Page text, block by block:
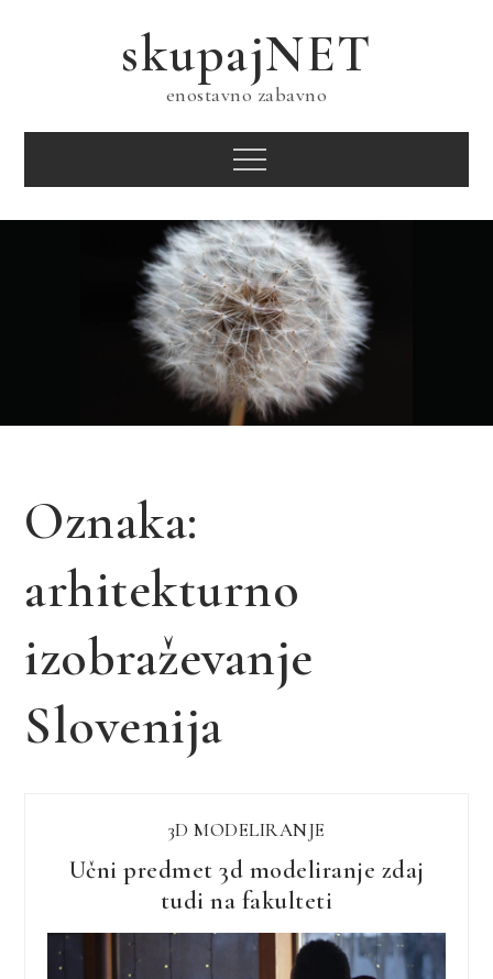
skupajNET
enostavno zabavno
Menu
Oznaka:
arhitekturno
izobraževanje
Slovenija
3D MODELIRANJE
Učni predmet 3d modeliranje zdaj
tudi na fakulteti